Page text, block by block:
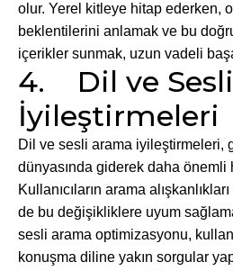
olur. Yerel kitleye hitap ederken,
beklentilerini anlamak ve bu
içerikler sunmak, uzun vadeli
4. Dil ve
İyileştirmeleri
Dil ve sesli arama iyileştirmeleri,
dünyasında giderek daha önemli
Kullanıcıların arama
de bu değişikliklere uyum
sesli arama optimizasyonu,
konuşma diline yakın sorgular